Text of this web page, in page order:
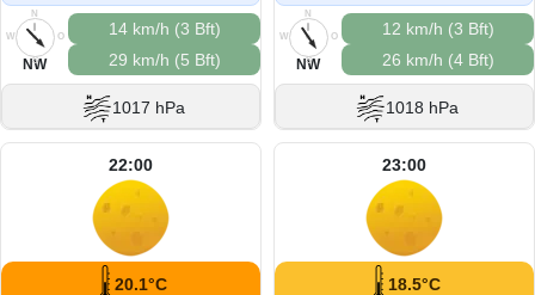
N
O
S
W
NW
14 km/h (3 Bft)
29 km/h (5 Bft)
1017 hPa
N
O
S
W
NW
12 km/h (3 Bft)
26 km/h (4 Bft)
1018 hPa
22:00
20.1°C
23:00
18.5°C